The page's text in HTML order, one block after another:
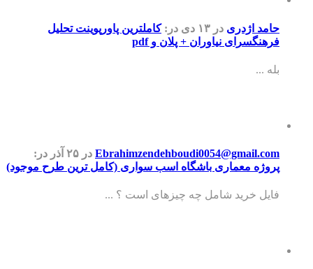
حامد اژدری در ۱۳ دی در:کاملترین پاورپوینت تحلیل
فرهنگسرای نیاوران + پلان و pdf
بله ...
Ebrahimzendehboudi0054@gmail.com در ۲۵ آذر
در:
پروژه معماری باشگاه اسب سواری (کامل ترین طرح موجود)
فایل خرید شامل چه چیزهای است ؟ ...